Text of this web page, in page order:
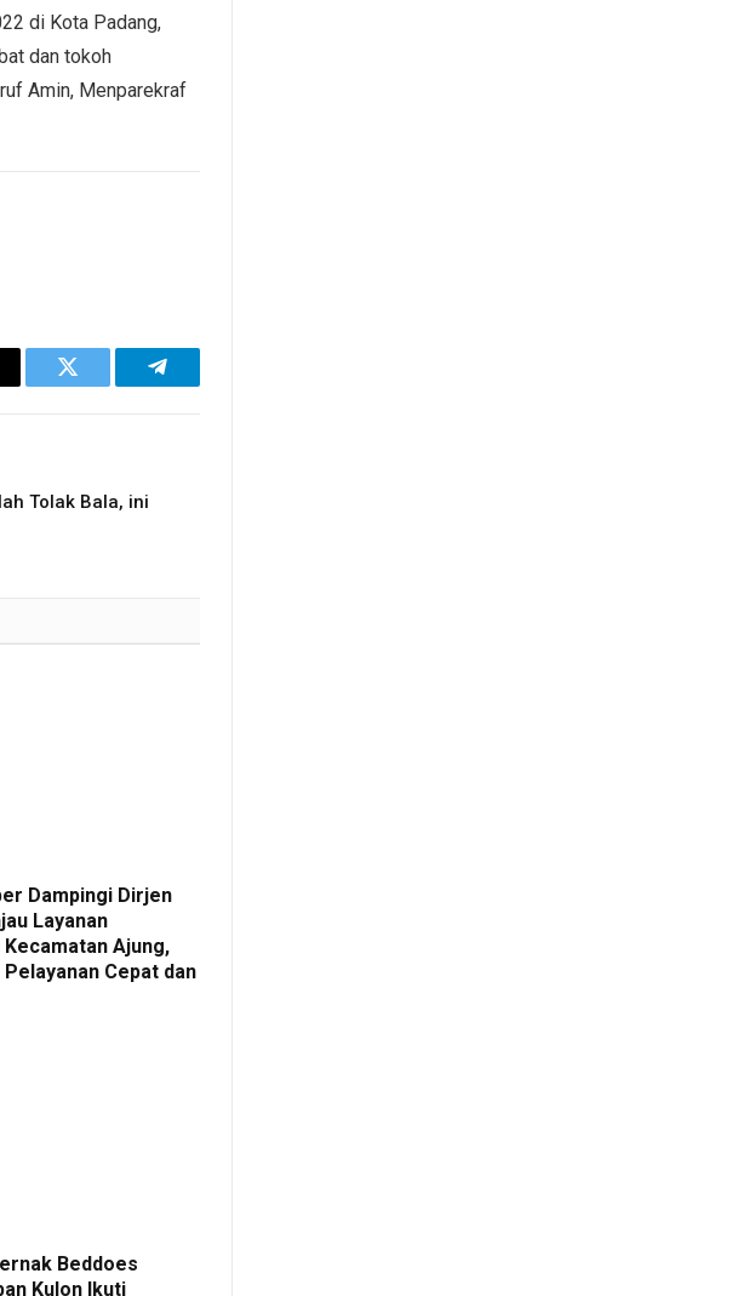
di Kota Padang,
dan tokoh
Amin, Menparekraf
Twitter Telegram
Tolak Bala, ini
Dampingi Dirjen
Layanan
Ajung,
Cepat dan
Beddoes
Kulon Ikuti